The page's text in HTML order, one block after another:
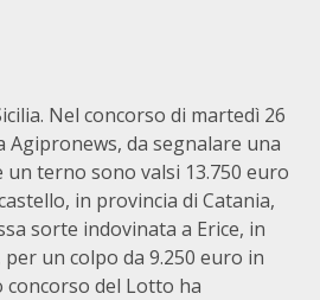
Nel concorso di martedì 26
da segnalare una
terno sono valsi 13.750 euro
in provincia di Catania,
sorte indovinata a Erice, in
un colpo da 9.250 euro in
concorso del Lotto ha